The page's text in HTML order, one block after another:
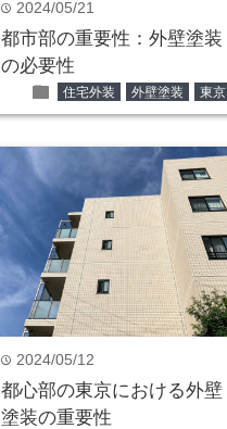
time 2024/05/21
都市部の重要性：外壁塗装
の必要性
folder 住宅外装 外壁塗装 東京
time 2024/05/12
都心部の東京における外壁
塗装の重要性